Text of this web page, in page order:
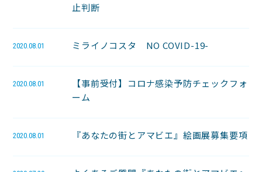
止判断
2020.08.01 ミライノコスタ NO COVID-19-
2020.08.01
【事前受付】コロナ感染予防チェックフォ
ーム
2020.08.01 『あなたの街とアマビエ』絵画展募集要項